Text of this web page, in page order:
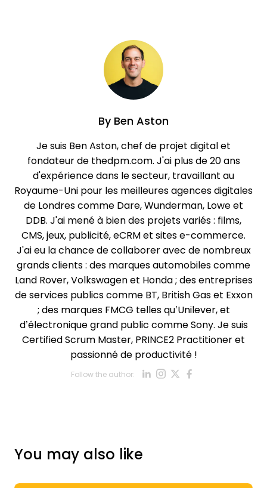
ByBen Aston
Je suis Ben Aston, chef de projet digital et
fondateur de thedpm.com. J'ai plus de 20 ans
d'expérience dans le secteur, travaillant au
Royaume-Uni pour les meilleures agences digitales
de Londres comme Dare, Wunderman, Lowe et
DDB. J'ai mené à bien des projets variés : films,
CMS, jeux, publicité, eCRM et sites e-commerce.
J'ai eu la chance de collaborer avec de nombreux
grands clients : des marques automobiles comme
Land Rover, Volkswagen et Honda ; des entreprises
de services publics comme BT, British Gas et Exxon
; des marques FMCG telles qu’Unilever, et
d’électronique grand public comme Sony. Je suis
Certified Scrum Master, PRINCE2 Practitioner et
passionné de productivité !
Follow the author: Opens new
Opens new
Opens new
Opens
You may also like